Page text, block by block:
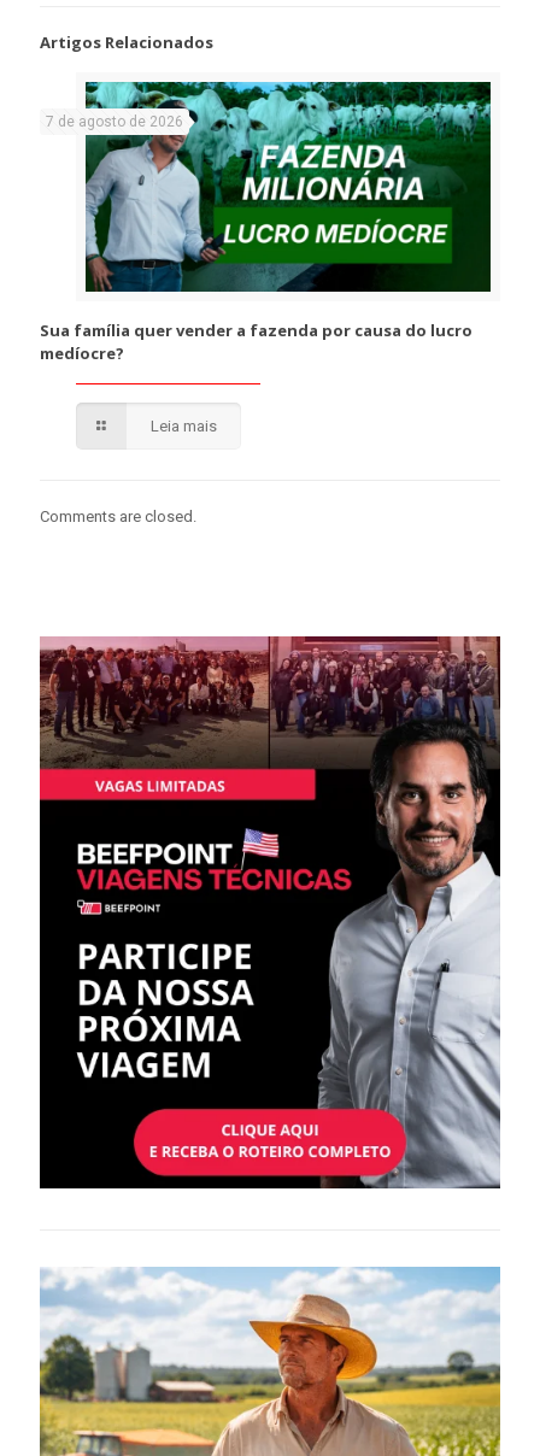
Artigos Relacionados
7 de agosto de 2026
Sua família quer vender a fazenda por causa do lucro
medíocre?
Leia mais
Comments are closed.